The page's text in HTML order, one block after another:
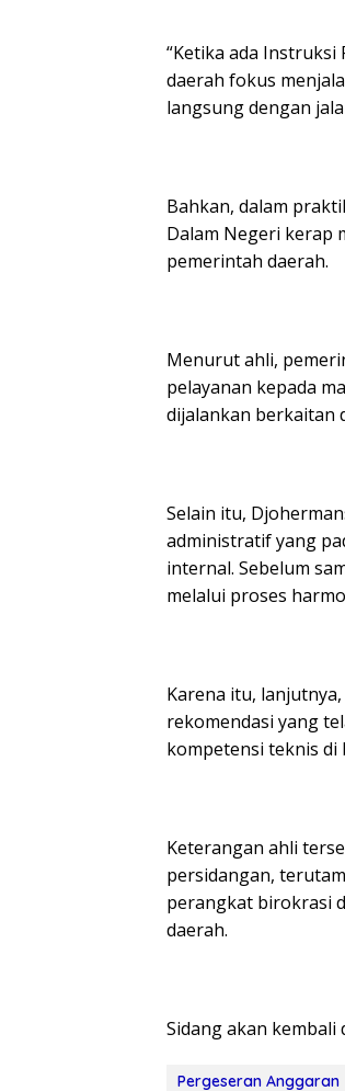
“Ketika ada
daerah fokus
langsung dengan
Bahkan, dalam
Dalam Negeri kerap
pemerintah daerah.
Menurut ahli,
pelayanan kepada
dijalankan berkaitan
Selain itu,
administratif yang
internal. Sebelum
melalui proses
Karena itu,
rekomendasi yang
kompetensi teknis di
Keterangan ahli
persidangan,
perangkat birokrasi
daerah.
Sidang akan kembali
Pergeseran Anggaran